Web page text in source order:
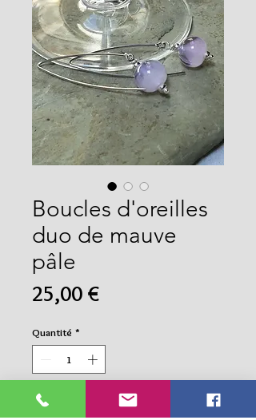
Boucles d'oreilles
duo de mauve
pâle
25,00 €Prix
Quantité *
Ajouter au panier